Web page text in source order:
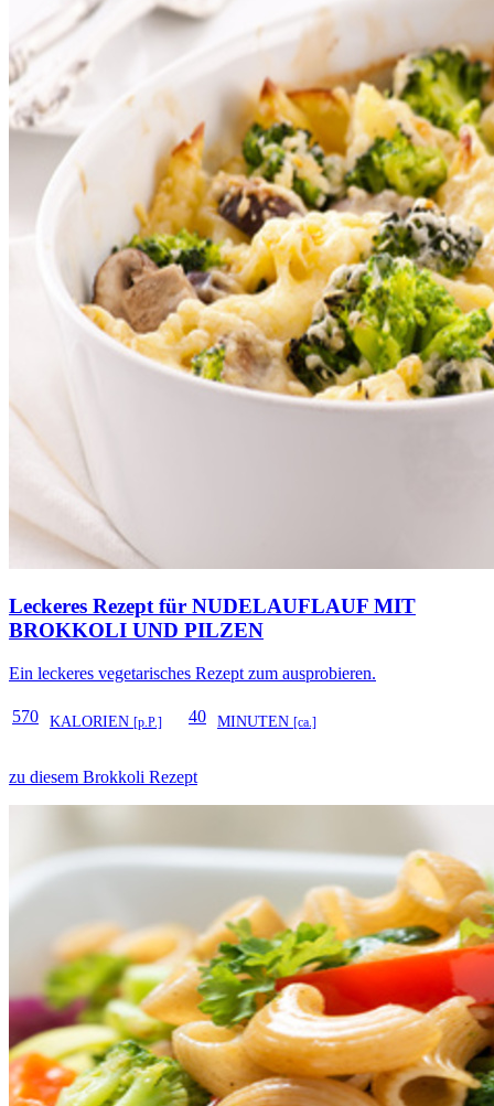
Leckeres Rezept für NUDELAUFLAUF MIT
BROKKOLI UND PILZEN
Ein leckeres vegetarisches Rezept zum ausprobieren.
570 KALORIEN [p.P.] 40 MINUTEN [ca.]
zu diesem Brokkoli Rezept